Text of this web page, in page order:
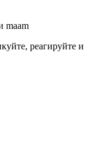
maam
реагируйте и